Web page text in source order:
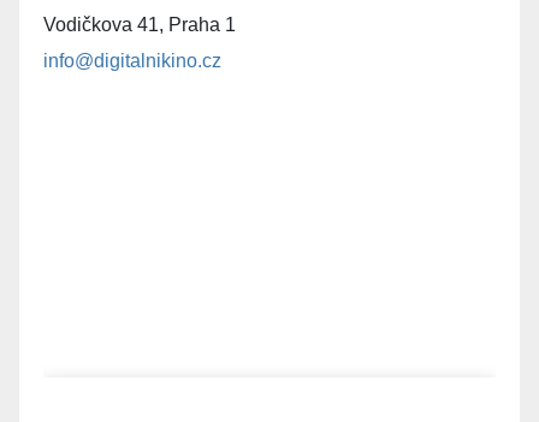
Vodičkova 41, Praha 1
info@digitalnikino.cz